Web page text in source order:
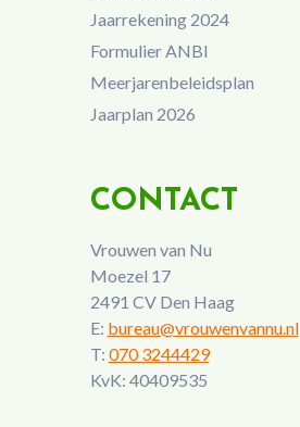
Jaarrekening 2024
Formulier ANBI
Meerjarenbeleidsplan
Jaarplan 2026
CONTACT
Vrouwen van Nu
Moezel 17
2491 CV Den Haag
E: bureau@vrouwenvannu.nl
T: 070 3244429
KvK: 40409535